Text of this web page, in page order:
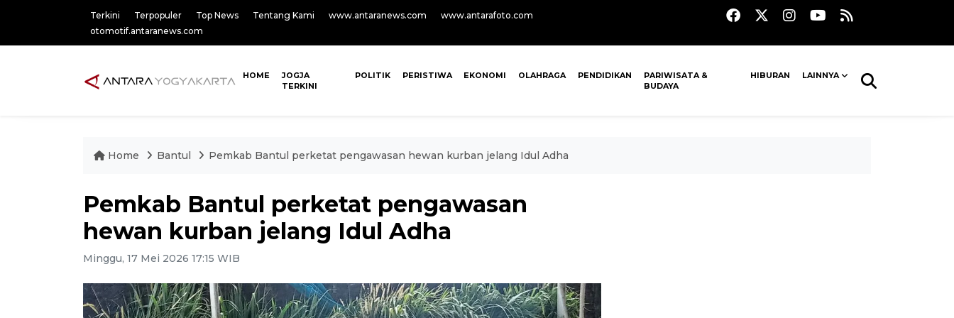
Terkini Terpopuler Top News Tentang Kami www.antaranews.com
www.antarafoto.com
otomotif.antaranews.com
HOME
JOGJA
TERKINI
POLITIK PERISTIWA EKONOMI OLAHRAGA PENDIDIKAN
PARIWISATA &
BUDAYA
HIBURAN LAINNYA
Home Bantul Pemkab Bantul perketat pengawasan hewan kurban jelang Idul Adha
Pemkab Bantul perketat pengawasan
hewan kurban jelang Idul Adha
Minggu, 17 Mei 2026 17:15 WIB